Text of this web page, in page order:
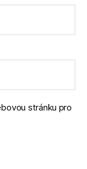
stránku pro